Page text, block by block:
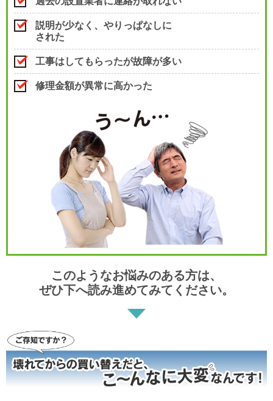
説明が少なく、やりっぱなしに
された
工事はしてもらったが故障が多い
修理金額が異常に高かった
このようなお悩みのある方は、
ぜひ下へ読み進めてみてください。